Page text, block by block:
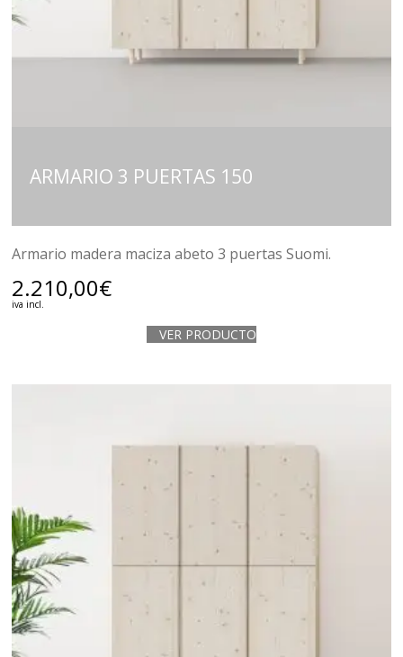
ARMARIO 3 PUERTAS 150
Armario madera maciza abeto 3 puertas Suomi.
2.210,00€
iva incl.
VER PRODUCTO